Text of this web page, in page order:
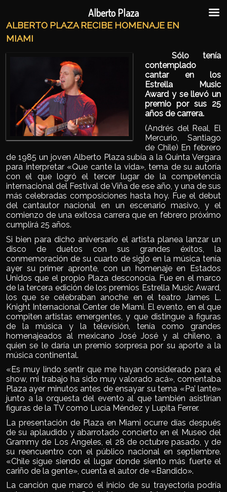
ALBERTO PLAZA RECIBE HOMENAJE EN
MIAMI
Sólo tenía
contemplado
cantar en los
Estrella Music
Award y se llevó un
premio por sus 25
años de carrera.
(Andrés del Real, El
Mercurio, Santiago
de Chile) En febrero
de 1985 un joven Alberto Plaza subía a la Quinta Vergara
para interpretar «Que cante la vida», tema de su autoría
con el que logró el tercer lugar de la competencia
internacional del Festival de Viña de ese año, y una de sus
más celebradas composiciones hasta hoy. Fue el debut
del cantautor nacional en un escenario masivo, y el
comienzo de una exitosa carrera que en febrero próximo
cumplirá 25 años.
Si bien para dicho aniversario el artista planea lanzar un
disco de duetos con sus grandes éxitos, la
conmemoración de su cuarto de siglo en la música tenía
ayer su primer apronte, con un homenaje en Estados
Unidos que el propio Plaza desconocía. Fue en el marco
de la tercera edición de los premios Estrella Music Award,
los que se celebraban anoche en el teatro James L.
Knight Internacional Center de Miami. El evento, en el que
compiten artistas emergentes, y que distingue a figuras
de la música y la televisión, tenía como grandes
homenajeados al mexicano José José y al chileno, a
quien se le daría un premio sorpresa por su aporte a la
música continental.
«Es muy lindo sentir que me hayan considerado para el
show, mi trabajo ha sido muy valorado acá», comentaba
Plaza ayer minutos antes de ensayar su tema «Pa’ lante»
junto a la orquesta del evento al que también asistirían
figuras de la TV como Lucía Méndez y Lupita Ferrer.
La presentación de Plaza en Miami ocurre días después
de su aplaudido y abarrotado concierto en el Museo del
Grammy de Los Angeles, el 28 de octubre pasado, y de
su reencuentro con el público nacional en septiembre.
«Chile sigue siendo el lugar donde siento más fuerte el
cariño de la gente», cuenta el autor de «Bandido».
La canción que marcó el inicio de su trayectoria podría
Alberto Plaza